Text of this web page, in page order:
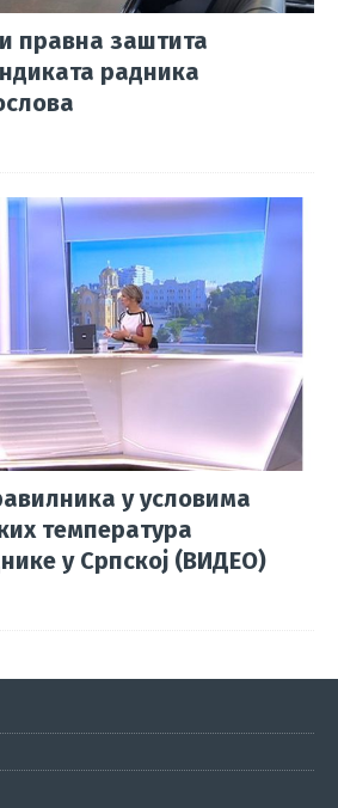
правна заштита
радника
у условима
температура
у Српској (ВИДЕО)